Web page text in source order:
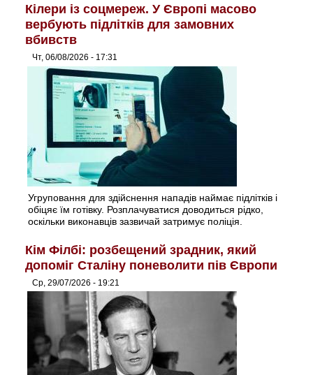
Кілери із соцмереж. У Європі масово
вербують підлітків для замовних
вбивств
Чт, 06/08/2026 - 17:31
Угруповання для здійснення нападів наймає підлітків і
обіцяє їм готівку. Розплачуватися доводиться рідко,
оскільки виконавців зазвичай затримує поліція.
Кім Філбі: розбещений зрадник, який
допоміг Сталіну поневолити пів Європи
Ср, 29/07/2026 - 19:21